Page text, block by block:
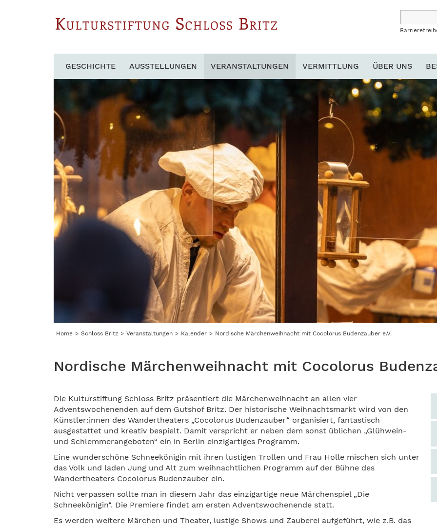
GESCHICHTE AUSSTELLUNGEN VERANSTALTUNGEN VERMITTLUNG ÜBER UNS
Home Schloss Britz Veranstaltungen Kalender Nordische Märchenweihnacht mit Cocolorus Budenzauber e.V.
Nordische Märchenweihnacht mit Cocolorus
Die Kulturstiftung Schloss Britz präsentiert die Märchenweihnacht an allen vier
Adventswochenenden auf dem Gutshof Britz. Der historische Weihnachtsmarkt wird von den
Künstler:innen des Wandertheaters „Cocolorus Budenzauber“ organisiert, fantastisch
ausgestattet und kreativ bespielt. Damit verspricht er neben dem sonst üblichen „Glühwein-
und Schlemmerangeboten“ ein in Berlin einzigartiges Programm.
Eine wunderschöne Schneekönigin mit ihren lustigen Trollen und Frau Holle mischen sich unter
das Volk und laden Jung und Alt zum weihnachtlichen Programm auf der Bühne des
Wandertheaters Cocolorus Budenzauber ein.
Nicht verpassen sollte man in diesem Jahr das einzigartige neue Märchenspiel „Die
Schneekönigin“. Die Premiere findet am ersten Adventswochenende statt.
Es werden weitere Märchen und Theater, lustige Shows und Zauberei aufgeführt, wie z.B. das